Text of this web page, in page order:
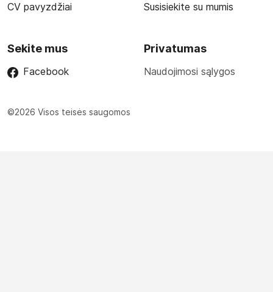
CV pavyzdžiai Susisiekite su mumis
Sekite mus
Facebook
Privatumas
Naudojimosi sąlygos
©2026 Visos teisės saugomos